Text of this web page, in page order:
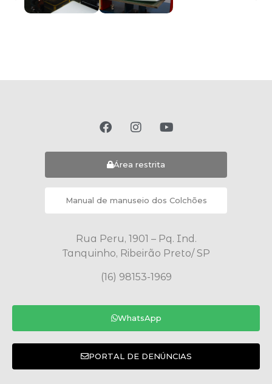
Área restrita
Manual de manuseio dos Colchões
Rua Peru, 1901 – Pq. Ind.
Tanquinho, Ribeirão Preto/ SP
(16) 98153-1969
WhatsApp
PORTAL DE DENÚNCIAS